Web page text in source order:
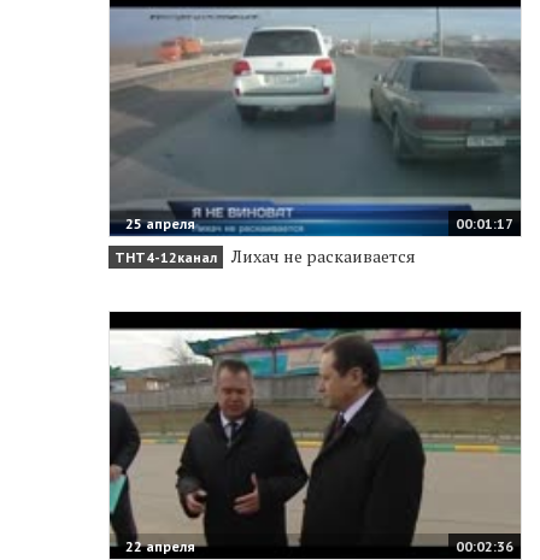
00:01:17
25 апреля
ТНТ4-12канал
Лихач не раскаивается
00:02:36
22 апреля